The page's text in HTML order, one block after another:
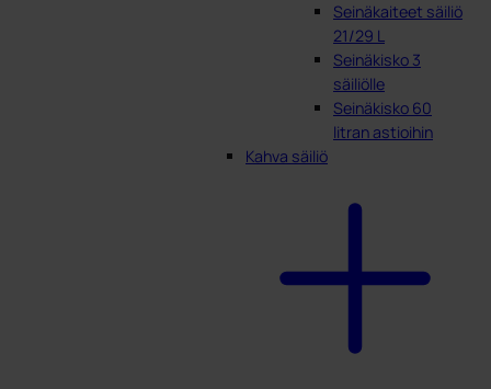
Seinäkaiteet säiliö
21/29 L
Seinäkisko 3
säiliölle
Seinäkisko 60
litran astioihin
Kahva säiliö